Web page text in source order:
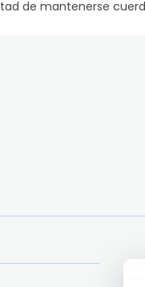
de mantenerse